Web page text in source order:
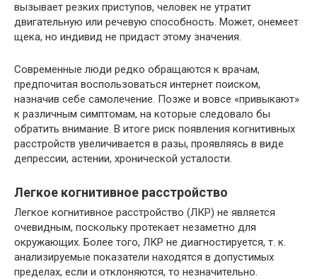
вызывает резких приступов, человек не утратит
двигательную или речевую способность. Может, онемеет
щека, но индивид не придаст этому значения.
Современные люди редко обращаются к врачам,
предпочитая воспользоваться интернет поиском,
назначив себе самолечение. Позже и вовсе «привыкают»
к различным симптомам, на которые следовало бы
обратить внимание. В итоге риск появления когнитивных
расстройств увеличивается в разы, проявляясь в виде
депрессии, астении, хронической усталости.
Легкое когнитивное расстройство
Легкое когнитивное расстройство (ЛКР) не является
очевидным, поскольку протекает незаметно для
окружающих. Более того, ЛКР не диагностируется, т. к.
анализируемые показатели находятся в допустимых
пределах, если и отклоняются, то незначительно.